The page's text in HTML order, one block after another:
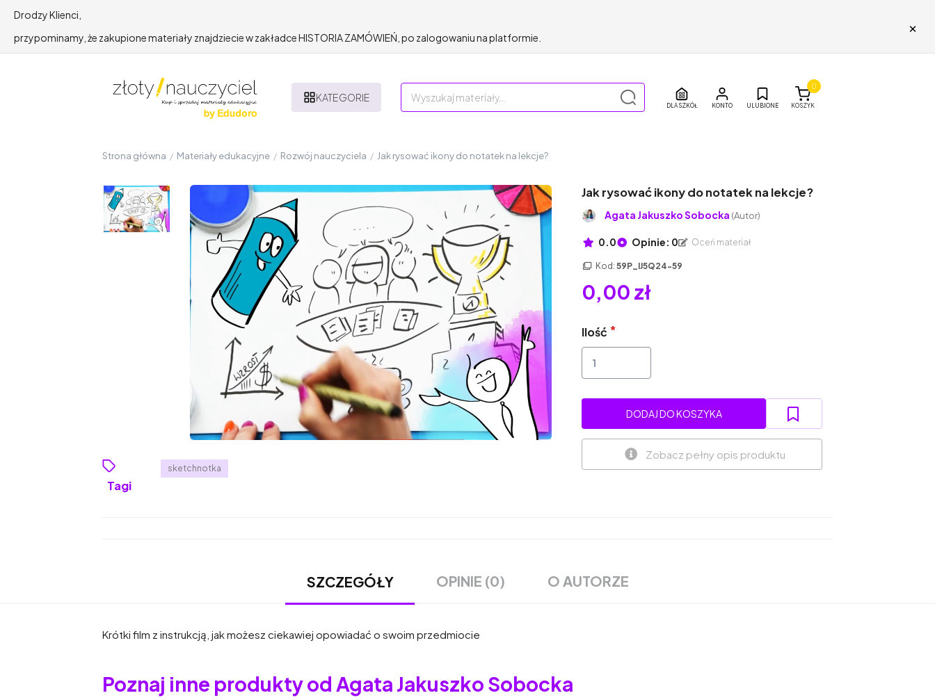
Drodzy Klienci,
przypominamy, że zakupione materiały znajdziecie w zakładce HISTORIA ZAMÓWIEŃ, po zalogowaniu na platformie.
×
KATEGORIE
DLA SZKÓŁ ULUBIONE KOSZYK
0
Strona główna / Materiały edukacyjne / Rozwój nauczyciela / Jak rysować ikony do notatek na lekcje?
Tagi
sketchnotka
Jak rysować ikony do notatek na lekcje?
Agata Jakuszko Sobocka (Autor)
0.0 Opinie: 0 Oceń materiał
Kod:59P_IJ5Q24-59
0,00 zł
Ilość
DODAJ DO KOSZYKA
Zobacz pełny opis produktu
SZCZEGÓŁY OPINIE (0) O AUTORZE
Krótki film z instrukcją, jak możesz ciekawiej opowiadać o swoim przedmiocie
Poznaj inne produkty od Agata Jakuszko Sobocka